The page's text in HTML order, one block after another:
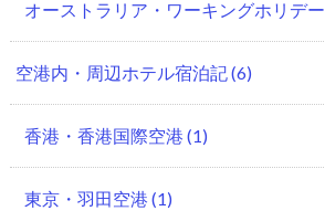
オーストラリア・ワーキングホリデー
空港内・周辺ホテル宿泊記(6)
香港・香港国際空港 (1)
東京・羽田空港 (1)